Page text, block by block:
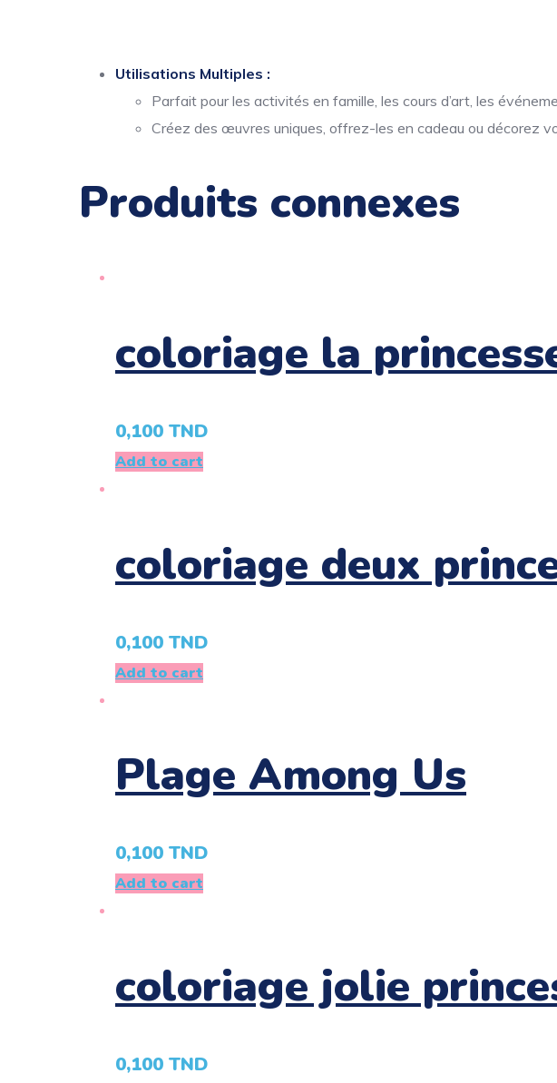
Utilisations Multiples :
Parfait pour les activités en famille, les cours d’art, les
Créez des œuvres uniques, offrez-les en cadeau ou décorez
Produits connexes
coloriage la
0,100 TND
Add to cart
coloriage deux
0,100 TND
Add to cart
Plage Among Us
0,100 TND
Add to cart
coloriage jolie
0,100 TND